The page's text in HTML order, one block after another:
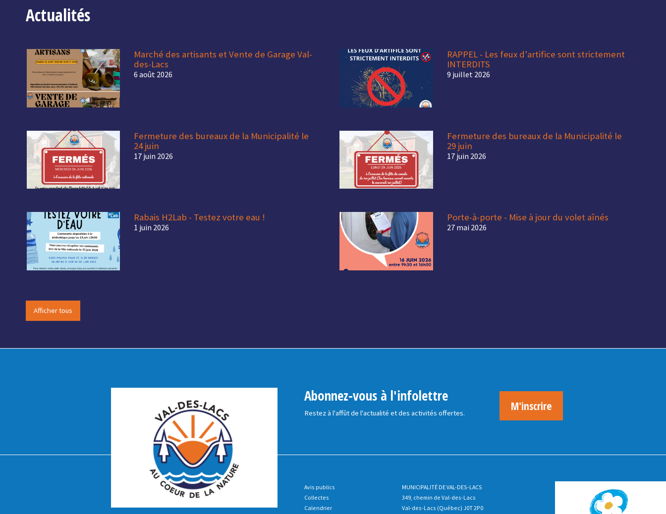
Actualités
Marché des artisants et Vente de Garage Val-
des-Lacs
6 août 2026
RAPPEL - Les feux d'artifice sont strictement
INTERDITS
9 juillet 2026
Fermeture des bureaux de la Municipalité le
24 juin
17 juin 2026
Fermeture des bureaux de la Municipalité le
29 juin
17 juin 2026
Rabais H2Lab - Testez votre eau !
1 juin 2026
Porte-à-porte - Mise à jour du volet aînés
27 mai 2026
Afficher tous
Abonnez-vous à l'infolettre
Restez à l'affût de l'actualité et des activités offertes.
M'inscrire
Avis publics
Collectes
Calendrier
MUNICIPALITÉ DE VAL-DES-LACS
349, chemin de Val-des-Lacs
Val-des-Lacs (Québec) J0T 2P0